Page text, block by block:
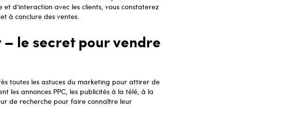
d’interaction avec les clients, vous constaterez
à conclure des ventes.
le secret pour vendre
toutes les astuces du marketing pour attirer de
les annonces PPC, les publicités à la télé, à la
de recherche pour faire connaître leur